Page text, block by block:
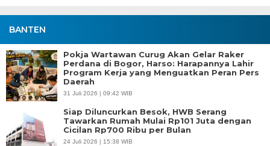
BANTEN
Pokja Wartawan Curug Akan Gelar Raker
Perdana di Bogor, Harso: Harapannya Lahir
Program Kerja yang Menguatkan Peran Pers
Daerah
31 Juli 2026 | 09:42 WIB
Siap Diluncurkan Besok, HWB Serang
Tawarkan Rumah Mulai Rp101 Juta dengan
Cicilan Rp700 Ribu per Bulan
24 Juli 2026 | 15:38 WIB